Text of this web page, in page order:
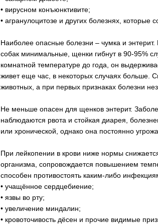
• вирусном конъюнктивите;
• агранулоцитозе и других болезнях,
Наиболее опасные болезни – чумка и
собак минимальные, щенки гибнут в 90-95%
комнатной температуре до года, он
живет еще час, в некоторых случаях больше.
животных, а при первых признаках болезни
Не меньше опасен для щенков энтерит.
наблюдаются рвота и стойкая диарея,
или хронической, однако она постоянно
При лейкопении в крови ниже нормы
организма, сопровождается повышением
способен противостоять каким-либо
• учащённое сердцебиение;
• язвы во рту;
• увеличение миндалин;
• кровоточивость дёсен и прочие видимые